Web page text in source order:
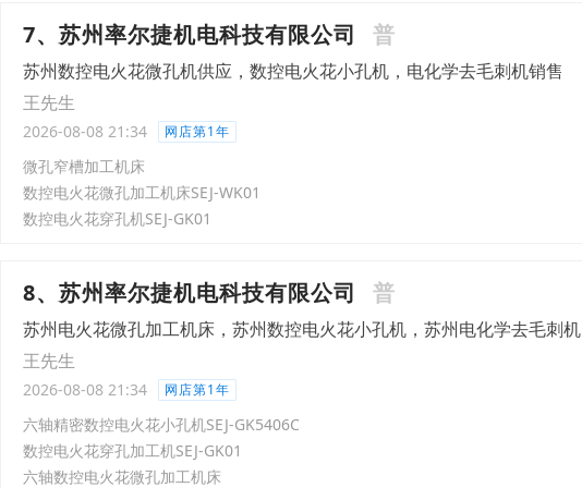
7、苏州率尔捷机电科技有限公司 普
苏州数控电火花微孔机供应，数控电火花小孔机，电化学去毛刺机销售
王先生
2026-08-08 21:34 网店第1年
微孔窄槽加工机床
数控电火花微孔加工机床SEJ-WK01
数控电火花穿孔机SEJ-GK01
8、苏州率尔捷机电科技有限公司 普
苏州电火花微孔加工机床，苏州数控电火花小孔机，苏州电化学去毛刺机
王先生
2026-08-08 21:34 网店第1年
六轴精密数控电火花小孔机SEJ-GK5406C
数控电火花穿孔加工机SEJ-GK01
六轴数控电火花微孔加工机床